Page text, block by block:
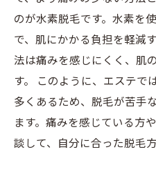
のが水素脱毛です。水素を
で、肌にかかる負担を軽減
法は痛みを感じにくく、肌
す。 このように、エステで
多くあるため、脱毛が苦手
ます。痛みを感じている方
談して、自分に合った脱毛